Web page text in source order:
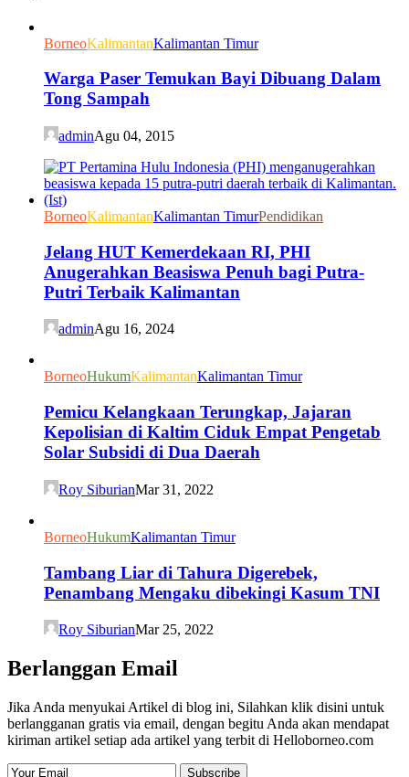
BorneoKalimantanKalimantan Timur
Warga Paser Temukan Bayi Dibuang Dalam
Tong Sampah
adminAgu 04, 2015
BorneoKalimantanKalimantan TimurPendidikan
Jelang HUT Kemerdekaan RI, PHI
Anugerahkan Beasiswa Penuh bagi Putra-
Putri Terbaik Kalimantan
adminAgu 16, 2024
BorneoHukumKalimantanKalimantan Timur
Pemicu Kelangkaan Terungkap, Jajaran
Kepolisian di Kaltim Ciduk Empat Pengetab
Solar Subsidi di Dua Daerah
Roy SiburianMar 31, 2022
BorneoHukumKalimantan Timur
Tambang Liar di Tahura Digerebek,
Penambang Mengaku dibekingi Kasum TNI
Roy SiburianMar 25, 2022
Berlanggan Email
Jika Anda menyukai Artikel di blog ini, Silahkan klik disini untuk
berlangganan gratis via email, dengan begitu Anda akan mendapat
kiriman artikel setiap ada artikel yang terbit di Helloborneo.com